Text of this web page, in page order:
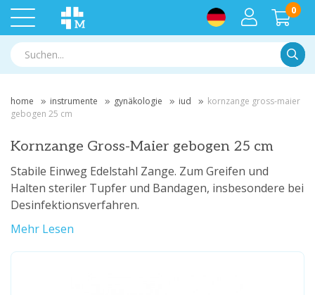
0
home instrumente gynäkologie iud
kornzange gross-maier
gebogen 25 cm
Kornzange Gross-Maier gebogen 25 cm
Stabile Einweg Edelstahl Zange. Zum Greifen und
Halten steriler Tupfer und Bandagen, insbesondere bei
Desinfektionsverfahren.
Mehr Lesen